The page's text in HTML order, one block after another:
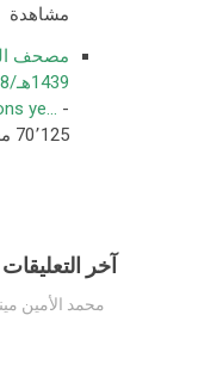
مشاهدة
مصحف
ye...
-
70٬125 مشاهدة
آخر التعليقات
محمد الأمين